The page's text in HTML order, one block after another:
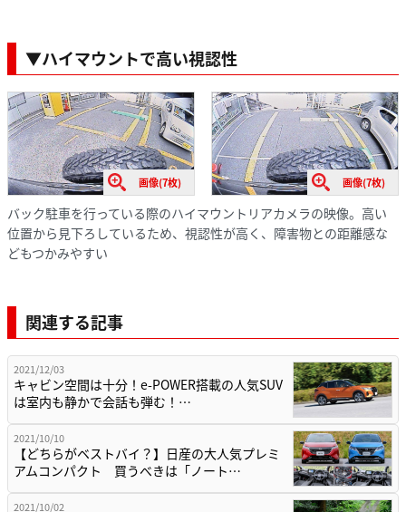
▼ハイマウントで高い視認性
画像(7枚) 画像(7枚)
バック駐車を行っている際のハイマウントリアカメラの映像。高い
位置から見下ろしているため、視認性が高く、障害物との距離感な
どもつかみやすい
関連する記事
2021/12/03
キャビン空間は十分！e-POWER搭載の人気SUV
は室内も静かで会話も弾む！…
2021/10/10
【どちらがベストバイ？】日産の大人気プレミ
アムコンパクト 買うべきは「ノート…
2021/10/02